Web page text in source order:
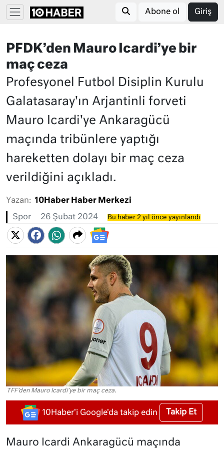
Abone ol Giriş
PFDK’den Mauro Icardi’ye bir
maç ceza
Profesyonel Futbol Disiplin Kurulu
Galatasaray'ın Arjantinli forveti
Mauro Icardi'ye Ankaragücü
maçında tribünlere yaptığı
hareketten dolayı bir maç ceza
verildiğini açıkladı.
Yazan: 10Haber Haber Merkezi
Spor 26 Şubat 2024 Bu haber 2 yıl önce yayınlandı
TFF'den Mauro Icardi'ye bir maç ceza.
10Haber'i Google'da takip edin Takip Et
Mauro Icardi Ankaragücü maçında